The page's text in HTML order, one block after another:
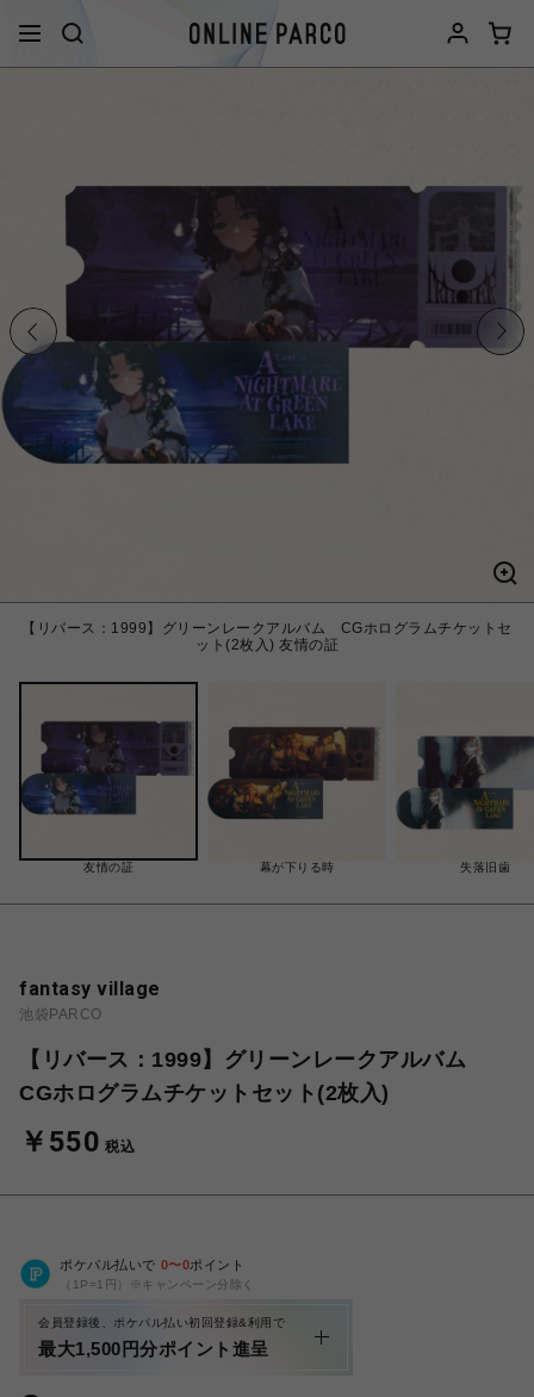
【リバース：1999】グリーンレークアルバム CGホログラムチケットセ
ット(2枚入) 友情の証
友情の証 幕が下りる時 失落旧歯
fantasy village
池袋PARCO
【リバース：1999】グリーンレークアルバム
CGホログラムチケットセット(2枚入)
￥550 税込
ポケパル払いで 0〜0ポイント
（1P=1円）※キャンペーン分除く
会員登録後、ポケパル払い初回登録&利用で
最大1,500円分ポイント進呈